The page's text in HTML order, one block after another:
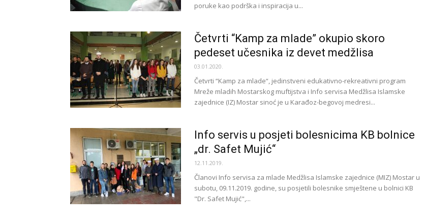
poruke kao podrška i inspiracija u...
Četvrti “Kamp za mlade” okupio skoro
pedeset učesnika iz devet medžlisa
03.01.2020.
Četvrti “Kamp za mlade“, jedinstveni edukativno-rekreativni program
Mreže mladih Mostarskog muftijstva i Info servisa Medžlisa Islamske
zajednice (IZ) Mostar sinoć je u Karađoz-begovoj medresi...
Info servis u posjeti bolesnicima KB bolnice
„dr. Safet Mujić“
12.11.2019.
Članovi Info servisa za mlade Medžlisa Islamske zajednice (MIZ) Mostar u
subotu, 09.11.2019. godine, su posjetili bolesnike smještene u bolnici KB
"Dr. Safet Mujić",...